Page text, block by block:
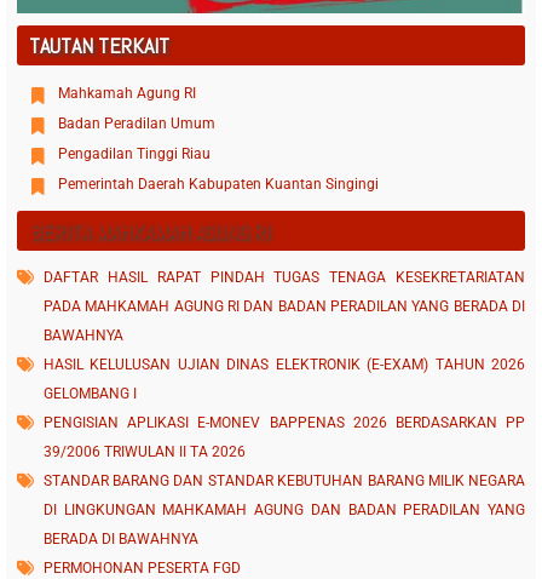
TAUTAN TERKAIT
Mahkamah Agung RI
Badan Peradilan Umum
Pengadilan Tinggi Riau
Pemerintah Daerah Kabupaten Kuantan Singingi
BERITA MAHKAMAH AGUNG RI
DAFTAR HASIL RAPAT PINDAH TUGAS TENAGA KESEKRETARIATAN
PADA MAHKAMAH AGUNG RI DAN BADAN PERADILAN YANG BERADA DI
BAWAHNYA
HASIL KELULUSAN UJIAN DINAS ELEKTRONIK (E-EXAM) TAHUN 2026
GELOMBANG I
PENGISIAN APLIKASI E-MONEV BAPPENAS 2026 BERDASARKAN PP
39/2006 TRIWULAN II TA 2026
STANDAR BARANG DAN STANDAR KEBUTUHAN BARANG MILIK NEGARA
DI LINGKUNGAN MAHKAMAH AGUNG DAN BADAN PERADILAN YANG
BERADA DI BAWAHNYA
PERMOHONAN PESERTA FGD